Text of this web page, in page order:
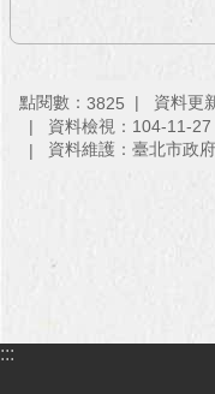
參
專
區
點閱數： 3825
資料更
資料檢視：104-11-27
資料維護：臺北市政
:::